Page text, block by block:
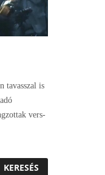
tavasszal is
vers-